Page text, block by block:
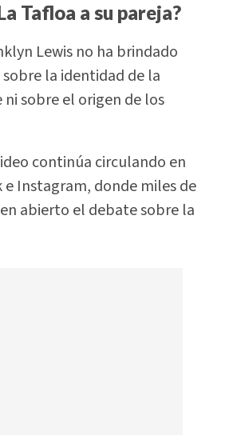
Tafloa a su pareja?
Lewis no ha brindado
la identidad de la
sobre el origen de los
continúa circulando en
e Instagram, donde miles de
abierto el debate sobre la